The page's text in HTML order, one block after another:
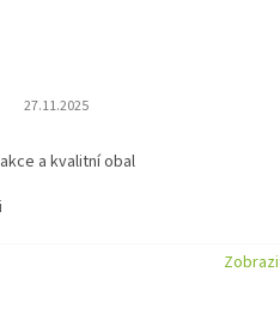
Hodnocení obchodu je 5 z 5
27.11.2025
a kvalitní obal